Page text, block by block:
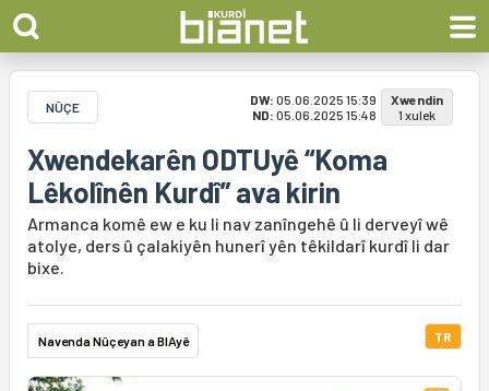
NÛÇE DW: 05.06.2025 15:39
ND: 05.06.2025 15:48
Xwendin
1 xulek
Xwendekarên ODTUyê “Koma
Lêkolînên Kurdî” ava kirin
Armanca komê ew e ku li nav zanîngehê û li derveyî wê
atolye, ders û çalakiyên hunerî yên têkildarî kurdî li dar
bixe.
Navenda Nûçeyan a BIAyê TR